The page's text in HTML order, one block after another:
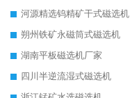
河源精选钨精矿干式磁选机
朔州铁矿永磁筒式磁选机
湖南平板磁选机厂家
四川半逆流湿式磁选机